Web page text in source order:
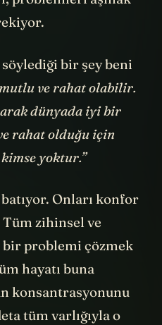
bir şey beni
ve rahat olabilir.
dünyada iyi bir
rahat olduğu için
yoktur.”
Onları konfor
Tüm zihinsel ve
problemi çözmek
hayatı buna
konsantrasyonunu
tüm varlığıyla o